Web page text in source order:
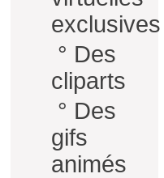
exclusives
° Des
cliparts
° Des
gifs
animés